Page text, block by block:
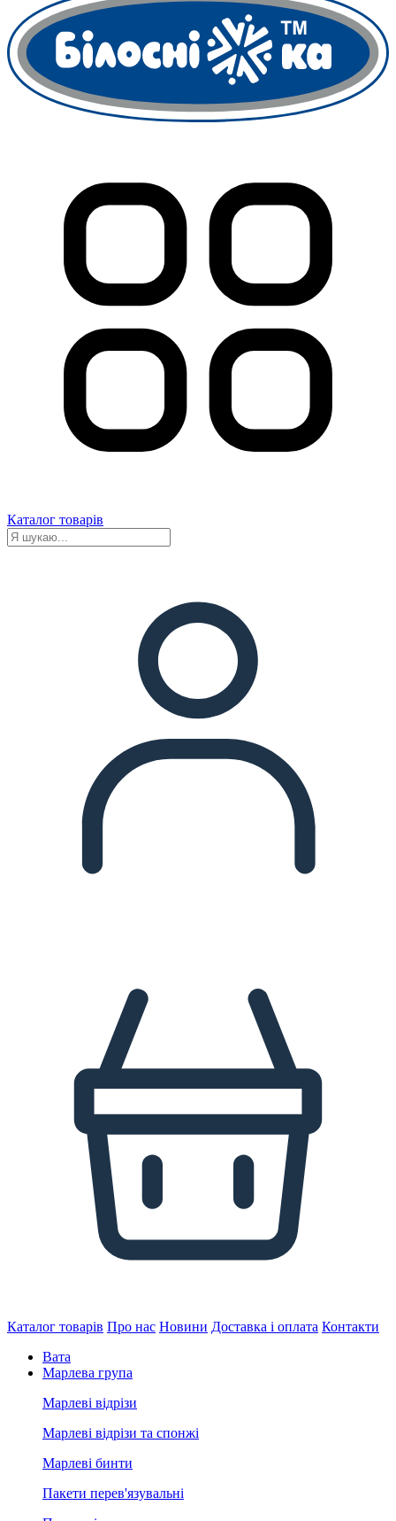
Каталог товарів
Каталог товарів Про нас Новини Доставка і оплата Контакти
Вата
Марлева група
Марлеві відрізи
Марлеві відрізи та спонжі
Марлеві бинти
Пакети перев'язувальні